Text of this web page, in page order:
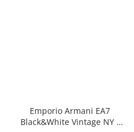
Emporio Armani EA7
Black&White Vintage NY -